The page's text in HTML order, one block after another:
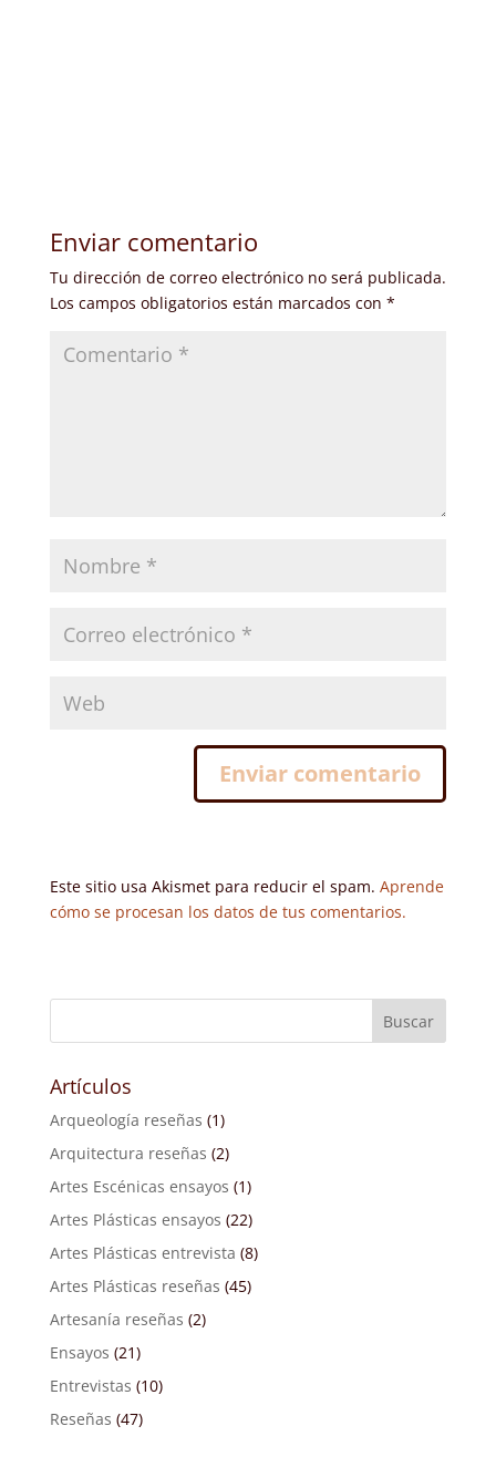
Enviar comentario
Tu dirección de correo electrónico no será publicada.
Los campos obligatorios están marcados con *
Este sitio usa Akismet para reducir el spam. Aprende
cómo se procesan los datos de tus comentarios.
Artículos
Arqueología reseñas (1)
Arquitectura reseñas (2)
Artes Escénicas ensayos (1)
Artes Plásticas ensayos (22)
Artes Plásticas entrevista (8)
Artes Plásticas reseñas (45)
Artesanía reseñas (2)
Ensayos (21)
Entrevistas (10)
Reseñas (47)